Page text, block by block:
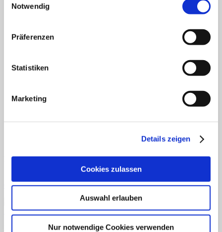
Notwendig
Präferenzen
Statistiken
Marketing
Details zeigen
Cookies zulassen
Auswahl erlauben
Nur notwendige Cookies verwenden
Deutsch
Sachunterricht
Mathematik
Fordern Sie unseren Flyer an
Gratismaterialien
Schnellansicht